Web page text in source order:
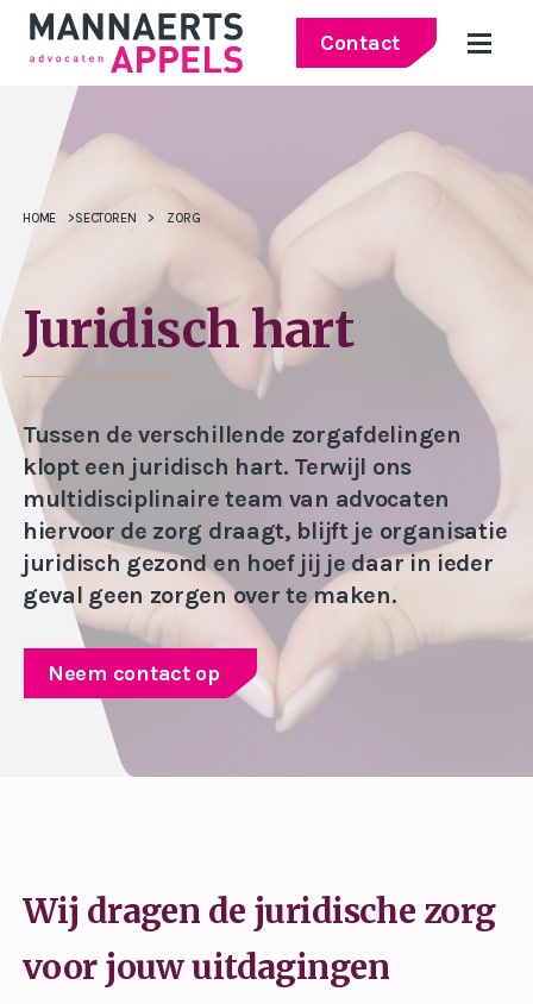
Contact
HOME >SECTOREN > ZORG
Juridisch hart
Tussen de verschillende zorgafdelingen
klopt een juridisch hart. Terwijl ons
multidisciplinaire team van advocaten
hiervoor de zorg draagt, blijft je organisatie
juridisch gezond en hoef jij je daar in ieder
geval geen zorgen over te maken.
Neem contact op
Wij dragen de juridische zorg
voor jouw uitdagingen